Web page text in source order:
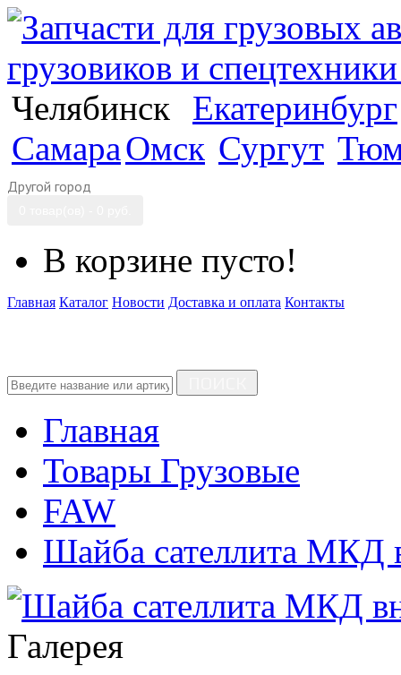
Челябинск
Екатеринбург
СамараОмск Сургут
Другой город
В корзине пусто!
Главная Каталог Новости Доставка и оплата Контакты
Главная
Товары Грузовые
FAW
Шайба сателлита МКД
Галерея